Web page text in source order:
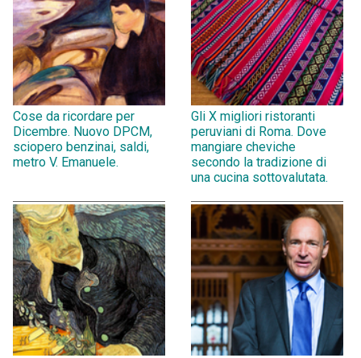
Cose da ricordare per
Dicembre. Nuovo DPCM,
sciopero benzinai, saldi,
metro V. Emanuele.
Gli X migliori ristoranti
peruviani di Roma. Dove
mangiare cheviche
secondo la tradizione di
una cucina sottovalutata.